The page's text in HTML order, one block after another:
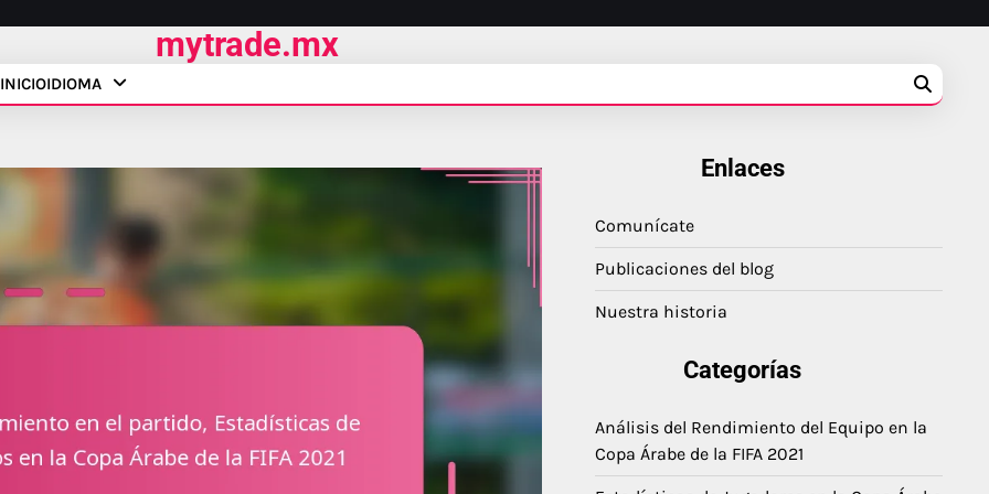
mytrade.mx
INICIOIDIOMA
Enlaces
Comunícate
Publicaciones del blog
Nuestra historia
Categorías
Análisis del Rendimiento del Equipo en la
Copa Árabe de la FIFA 2021